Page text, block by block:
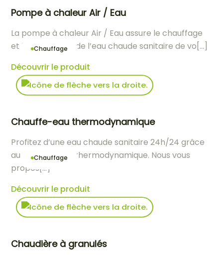
Pompe à chaleur Air / Eau
La pompe à chaleur Air / Eau assure le chauffage
et la production de l’eau chaude sanitaire de vo[...]
Découvrir le produit
Chauffe-eau thermodynamique
Profitez d’une eau chaude sanitaire 24h/24 grâce
au Chauffe-eau thermodynamique. Nous vous
propos[...]
Découvrir le produit
Chauffage
Chaudière à granulés
Chauffage